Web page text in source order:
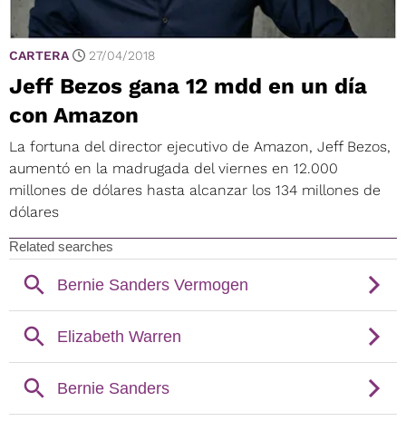
CARTERA 27/04/2018
Jeff Bezos gana 12 mdd en un día
con Amazon
La fortuna del director ejecutivo de Amazon, Jeff Bezos,
aumentó en la madrugada del viernes en 12.000
millones de dólares hasta alcanzar los 134 millones de
dólares